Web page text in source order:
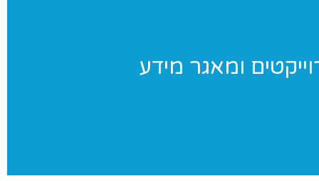
ומאגר מידע
שאנו מבצעים ומאגר מידע בנושאי התעמלות